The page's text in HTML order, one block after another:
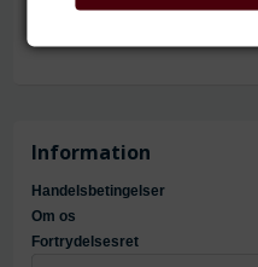
Information
Handelsbetingelser
Om os
Fortrydelsesret